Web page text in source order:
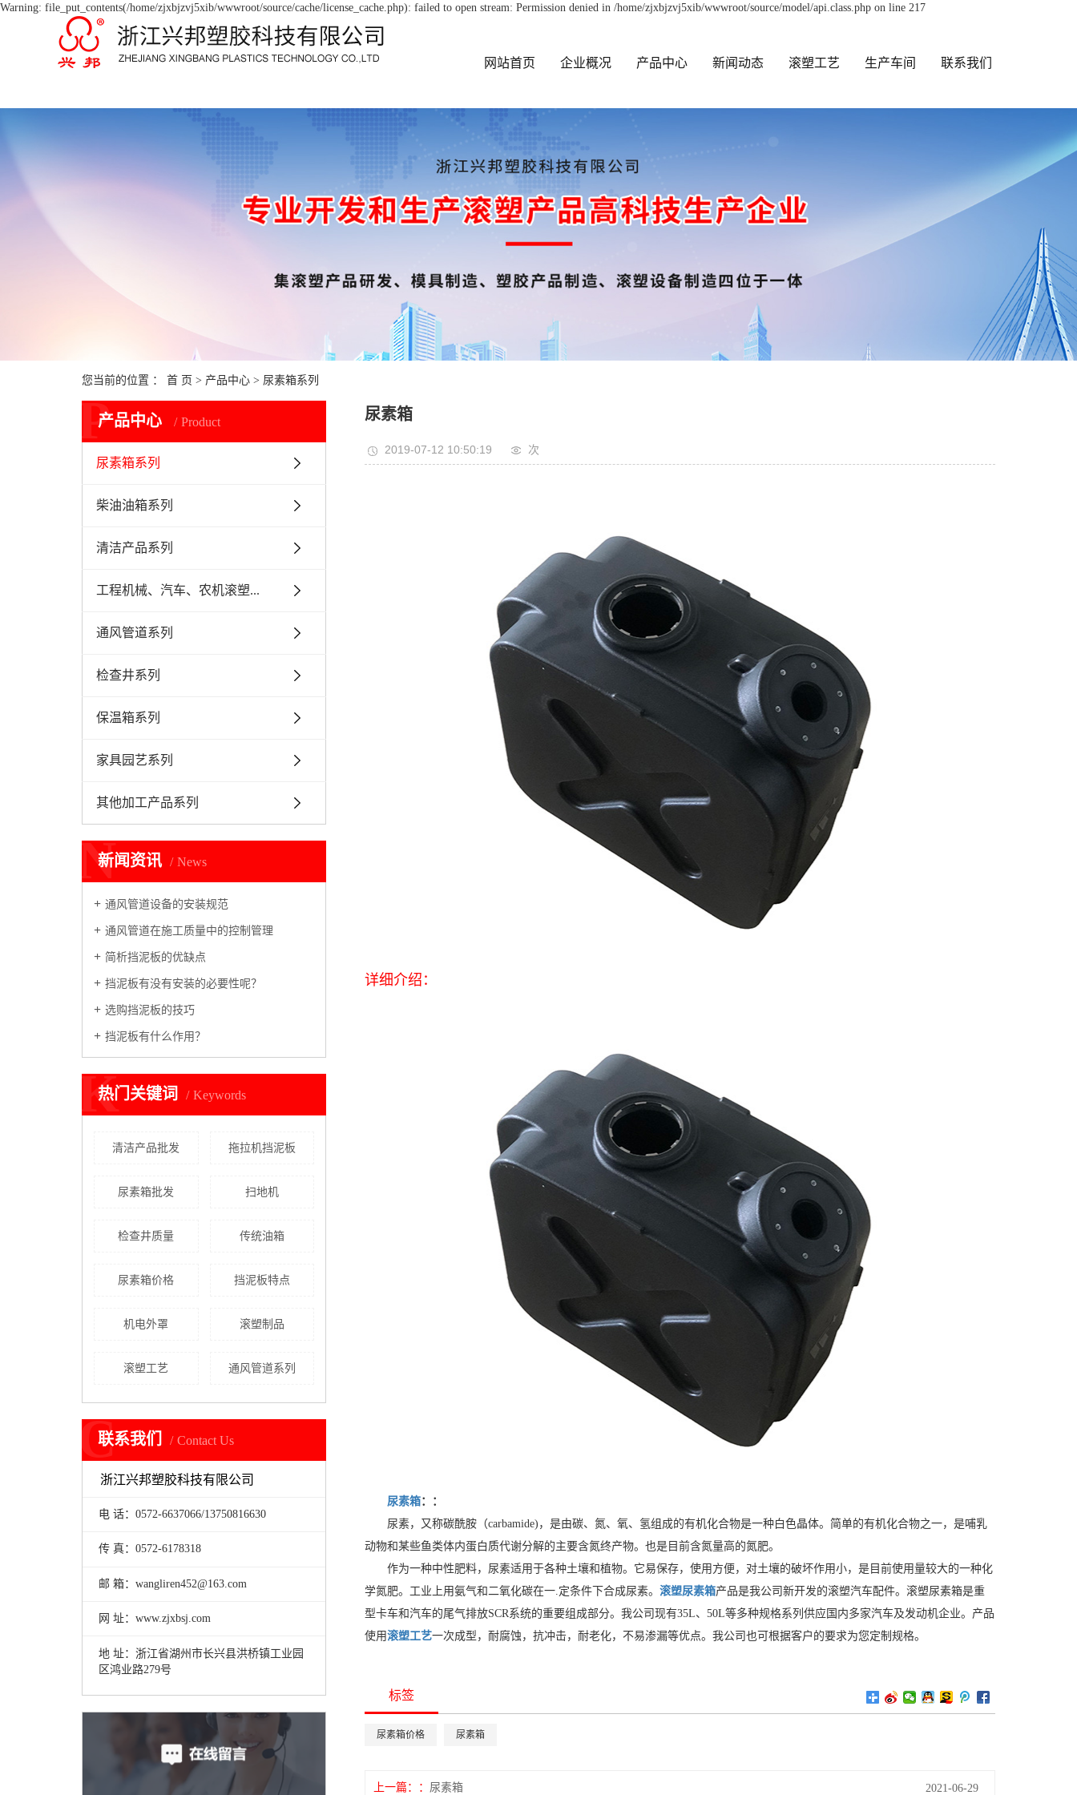
Warning: file_put_contents(/home/zjxbjzvj5xib/wwwroot/source/cache/license_cache.php): failed to open stream: Permission denied in /home/zjxbjzvj5xib/wwwroot/source/model/api.class.php on line 217
网站首页 企业概况 产品中心 新闻动态 滚塑工艺 生产车间 联系我们
您当前的位置 ： 首 页 > 产品中心 > 尿素箱系列
产品中心 Product
P
尿素箱系列
柴油油箱系列
清洁产品系列
工程机械、汽车、农机滚塑...
通风管道系列
检查井系列
保温箱系列
家具园艺系列
其他加工产品系列
新闻资讯 News
N
通风管道设备的安装规范
通风管道在施工质量中的控制管理
简析挡泥板的优缺点
挡泥板有没有安装的必要性呢？
选购挡泥板的技巧
挡泥板有什么作用？
热门关键词 Keywords
K
清洁产品批发 拖拉机挡泥板
尿素箱批发 扫地机
检查井质量 传统油箱
尿素箱价格 挡泥板特点
机电外罩 滚塑制品
滚塑工艺 通风管道系列
联系我们 Contact Us
C
浙江兴邦塑胶科技有限公司
电 话：0572-6637066/13750816630
传 真：0572-6178318
邮 箱：wangliren452@163.com
网 址：www.zjxbsj.com
地 址：浙江省湖州市长兴县洪桥镇工业园
区鸿业路279号
尿素箱
2019-07-12 10:50:19 次
详细介绍：
尿素箱：：
尿素，又称碳酰胺（carbamide)，是由碳、氮、氧、氢组成的有机化合物是一种白色晶体。简单的有机化合物之一，是哺乳
动物和某些鱼类体内蛋白质代谢分解的主要含氮终产物。也是目前含氮量高的氮肥。
作为一种中性肥料，尿素适用于各种土壤和植物。它易保存，使用方便，对土壤的破坏作用小，是目前使用量较大的一种化
学氮肥。工业上用氨气和二氧化碳在一.定条件下合成尿素。 滚塑尿素箱产品是我公司新开发的滚塑汽车配件。滚塑尿素箱是重
型卡车和汽车的尾气排放SCR系统的重要组成部分。我公司现有35L、50L等多种规格系列供应国内多家汽车及发动机企业。产品
使用滚塑工艺一次成型，耐腐蚀，抗冲击，耐老化，不易渗漏等优点。我公司也可根据客户的要求为您定制规格。
标签
尿素箱价格 尿素箱
上一篇： 尿素箱 2021-06-29